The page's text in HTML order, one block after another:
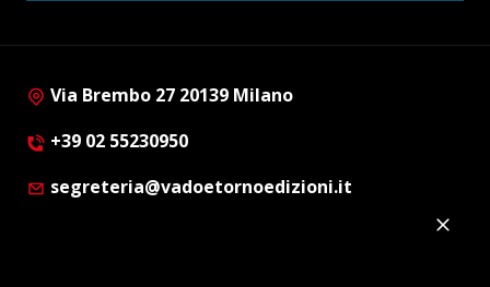
Via Brembo 27 20139 Milano
+39 02 55230950
segreteria@vadoetornoedizioni.it